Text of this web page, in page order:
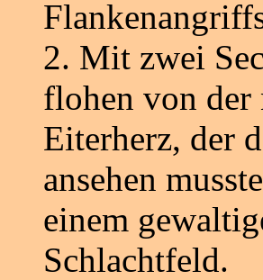
2. Mit zwei
flohen von der
Eiterherz, der
ansehen
einem
Schlachtfeld.